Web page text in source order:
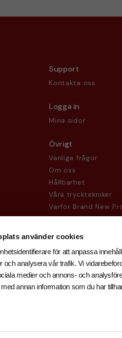
använder cookies
för att anpassa
och analysera vår trafik. Vi
medier och annons- och
annan information som du har
Support
Kontakta oss
Logga in
Mina sidor
Övrigt
Vanliga frågor
Om oss
Hållbarhet
Våra trycktekniker
Varför Brand New
Köpvillkor